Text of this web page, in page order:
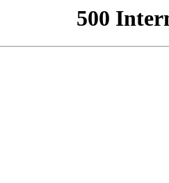
500